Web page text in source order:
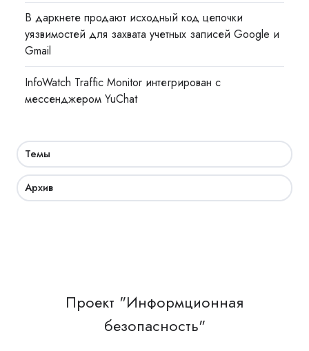
В даркнете продают исходный код цепочки
уязвимостей для захвата учетных записей Google и
Gmail
InfoWatch Traffic Monitor интегрирован с
мессенджером YuChat
Темы
Архив
Проект "Информционная
безопасность"